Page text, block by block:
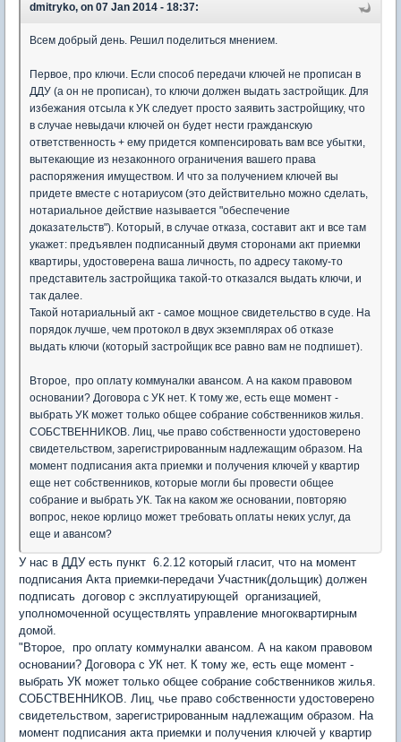
dmitryko, on 07 Jan 2014 - 18:37:
Всем добрый день. Решил поделиться мнением.
Первое, про ключи. Если способ передачи ключей не прописан в
ДДУ (а он не прописан), то ключи должен выдать застройщик. Для
избежания отсыла к УК следует просто заявить застройщику, что
в случае невыдачи ключей он будет нести гражданскую
ответственность + ему придется компенсировать вам все убытки,
вытекающие из незаконного ограничения вашего права
распоряжения имуществом. И что за получением ключей вы
придете вместе с нотариусом (это действительно можно сделать,
нотариальное действие называется "обеспечение
доказательств"). Который, в случае отказа, составит акт и все там
укажет: предъявлен подписанный двумя сторонами акт приемки
квартиры, удостоверена ваша личность, по адресу такому-то
представитель застройщика такой-то отказался выдать ключи, и
так далее.
Такой нотариальный акт - самое мощное свидетельство в суде. На
порядок лучше, чем протокол в двух экземплярах об отказе
выдать ключи (который застройщик все равно вам не подпишет).
Второе, про оплату коммуналки авансом. А на каком правовом
основании? Договора с УК нет. К тому же, есть еще момент -
выбрать УК может только общее собрание собственников жилья.
СОБСТВЕННИКОВ. Лиц, чье право собственности удостоверено
свидетельством, зарегистрированным надлежащим образом. На
момент подписания акта приемки и получения ключей у квартир
еще нет собственников, которые могли бы провести общее
собрание и выбрать УК. Так на каком же основании, повторяю
вопрос, некое юрлицо может требовать оплаты неких услуг, да
еще и авансом?
У нас в ДДУ есть пункт 6.2.12 который гласит, что на момент
подписания Акта приемки-передачи Участник(дольщик) должен
подписать договор с эксплуатирующей организацией,
уполномоченной осуществлять управление многоквартирным
домой.
"Второе, про оплату коммуналки авансом. А на каком правовом
основании? Договора с УК нет. К тому же, есть еще момент -
выбрать УК может только общее собрание собственников жилья.
СОБСТВЕННИКОВ. Лиц, чье право собственности удостоверено
свидетельством, зарегистрированным надлежащим образом. На
момент подписания акта приемки и получения ключей у квартир